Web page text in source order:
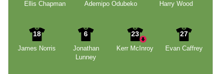
Ellis Chapman
Ademipo Odubeko
Harry Wood
18
James Norris
6
Jonathan
Lunney
23
Kerr McInroy
27
Evan Caffrey